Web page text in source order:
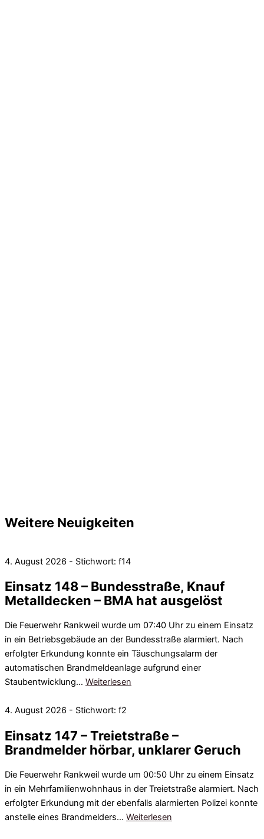
Weitere Neuigkeiten
4. August 2026 - Stichwort: f14
Einsatz 148 – Bundesstraße, Knauf
Metalldecken – BMA hat ausgelöst
Die Feuerwehr Rankweil wurde um 07:40 Uhr zu einem Einsatz
in ein Betriebsgebäude an der Bundesstraße alarmiert. Nach
erfolgter Erkundung konnte ein Täuschungsalarm der
automatischen Brandmeldeanlage aufgrund einer
Staubentwicklung… Weiterlesen
4. August 2026 - Stichwort: f2
Einsatz 147 – Treietstraße –
Brandmelder hörbar, unklarer Geruch
Die Feuerwehr Rankweil wurde um 00:50 Uhr zu einem Einsatz
in ein Mehrfamilienwohnhaus in der Treietstraße alarmiert. Nach
erfolgter Erkundung mit der ebenfalls alarmierten Polizei konnte
anstelle eines Brandmelders… Weiterlesen